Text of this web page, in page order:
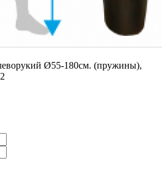
Ø55-180см. (пружины),